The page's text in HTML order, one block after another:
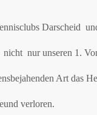
Darscheid
nur unseren 1.
Art das
verloren.